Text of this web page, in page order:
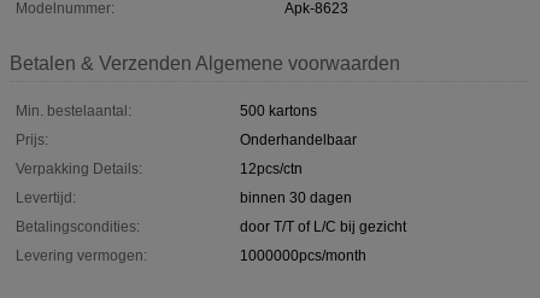
Modelnummer:
Apk-8623
Betalen & Verzenden Algemene voorwaarden
Min. bestelaantal:
500 kartons
Prijs:
Onderhandelbaar
Verpakking Details:
12pcs/ctn
Levertijd:
binnen 30 dagen
Betalingscondities:
door T/T of L/C bij gezicht
Levering vermogen:
1000000pcs/month